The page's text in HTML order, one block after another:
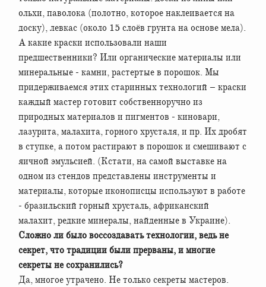
ольхи, паволока (полотно, которое наклеивается на
доску), левкас (около 15 слоёв грунта на основе мела).
А какие краски использовали наши
предшественники? Или органические материалы или
минеральные - камни, растертые в порошок. Мы
придерживаемся этих старинных технологий – краски
каждый мастер готовит собственноручно из
природных материалов и пигментов - киновари,
лазурита, малахита, горного хрусталя, и пр. Их дробят
в ступке, а потом растирают в порошок и смешивают с
яичной эмульсией. (Кстати, на самой выставке на
одном из стендов представлены инструменты и
материалы, которые иконописцы используют в работе
- бразильский горный хрусталь, африканский
малахит, редкие минералы, найденные в Украине).
Сложно ли было воссоздавать технологии, ведь не
секрет, что традиции были прерваны, и многие
секреты не сохранились?
Да, многое утрачено. Не только секреты мастеров.